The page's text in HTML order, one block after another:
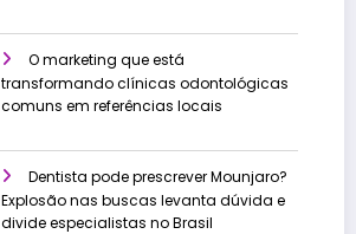
O marketing que está
transformando clínicas odontológicas
comuns em referências locais
Dentista pode prescrever Mounjaro?
Explosão nas buscas levanta dúvida e
divide especialistas no Brasil